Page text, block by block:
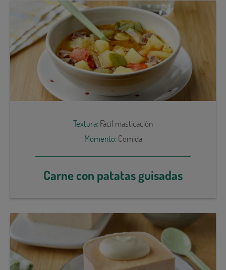
Textura:Fácil masticación
Momento:Comida
Carne con patatas guisadas